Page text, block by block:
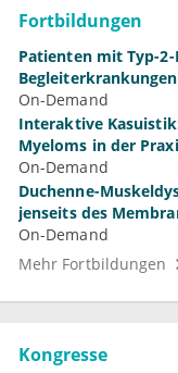
Fortbildungen
Patienten mit Typ-
Begleiterkrankungen
On-Demand
Interaktive
Myeloms in der
On-Demand
Duchenne-
jenseits des
On-Demand
Mehr Fortbildungen
Kongresse